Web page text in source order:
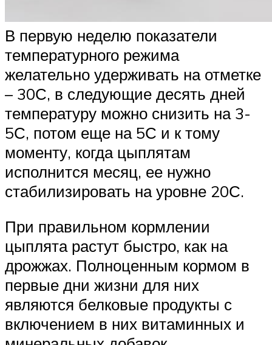
В первую неделю показатели
температурного режима
желательно удерживать на отметке
– 30С, в следующие десять дней
температуру можно снизить на 3-
5С, потом еще на 5С и к тому
моменту, когда цыплятам
исполнится месяц, ее нужно
стабилизировать на уровне 20С.
При правильном кормлении
цыплята растут быстро, как на
дрожжах. Полноценным кормом в
первые дни жизни для них
являются белковые продукты с
включением в них витаминных и